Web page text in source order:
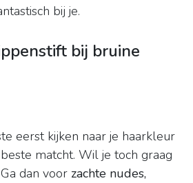
bij je.
bij bruine
eerst kijken naar je haarkleur
matcht. Wil je toch graag
dan voor zachte nudes,